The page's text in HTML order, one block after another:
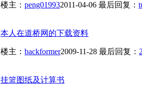
楼主： peng019932011-04-06 最后回复：
本人在道桥网的下载资料
楼主： backformer2009-11-28 最后回复：
挂篮图纸及计算书